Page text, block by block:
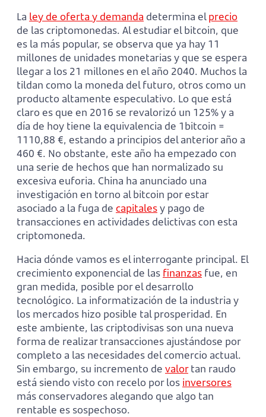
La ley de oferta y demanda determina elprecio
de las criptomonedas. Al estudiar el bitcoin, que
es la más popular, se observa que ya hay 11
millones de unidades monetarias y que se espera
llegar a los 21 millones en el año 2040. Muchos la
tildan como la moneda del futuro, otros como un
producto altamente especulativo. Lo que está
claro es que en 2016 se revalorizó un 125% y a
día de hoy tiene la equivalencia de 1bitcoin =
1110,88 €, estando a principios del anterior año a
460 €. No obstante, este año ha empezado con
una serie de hechos que han normalizado su
excesiva euforia. China ha anunciado una
investigación en torno al bitcoin por estar
asociado a la fuga de capitalesy pago de
transacciones en actividades delictivas con esta
criptomoneda.
Hacia dónde vamos es el interrogante principal. El
crecimiento exponencial de las finanzas fue, en
gran medida, posible por el desarrollo
tecnológico. La informatización de la industria y
los mercados hizo posible tal prosperidad. En
este ambiente, las criptodivisas son una nueva
forma de realizar transacciones ajustándose por
completo a las necesidades del comercio actual.
Sin embargo, su incremento de valortan raudo
está siendo visto con recelo por los inversores
más conservadores alegando que algo tan
rentable es sospechoso.